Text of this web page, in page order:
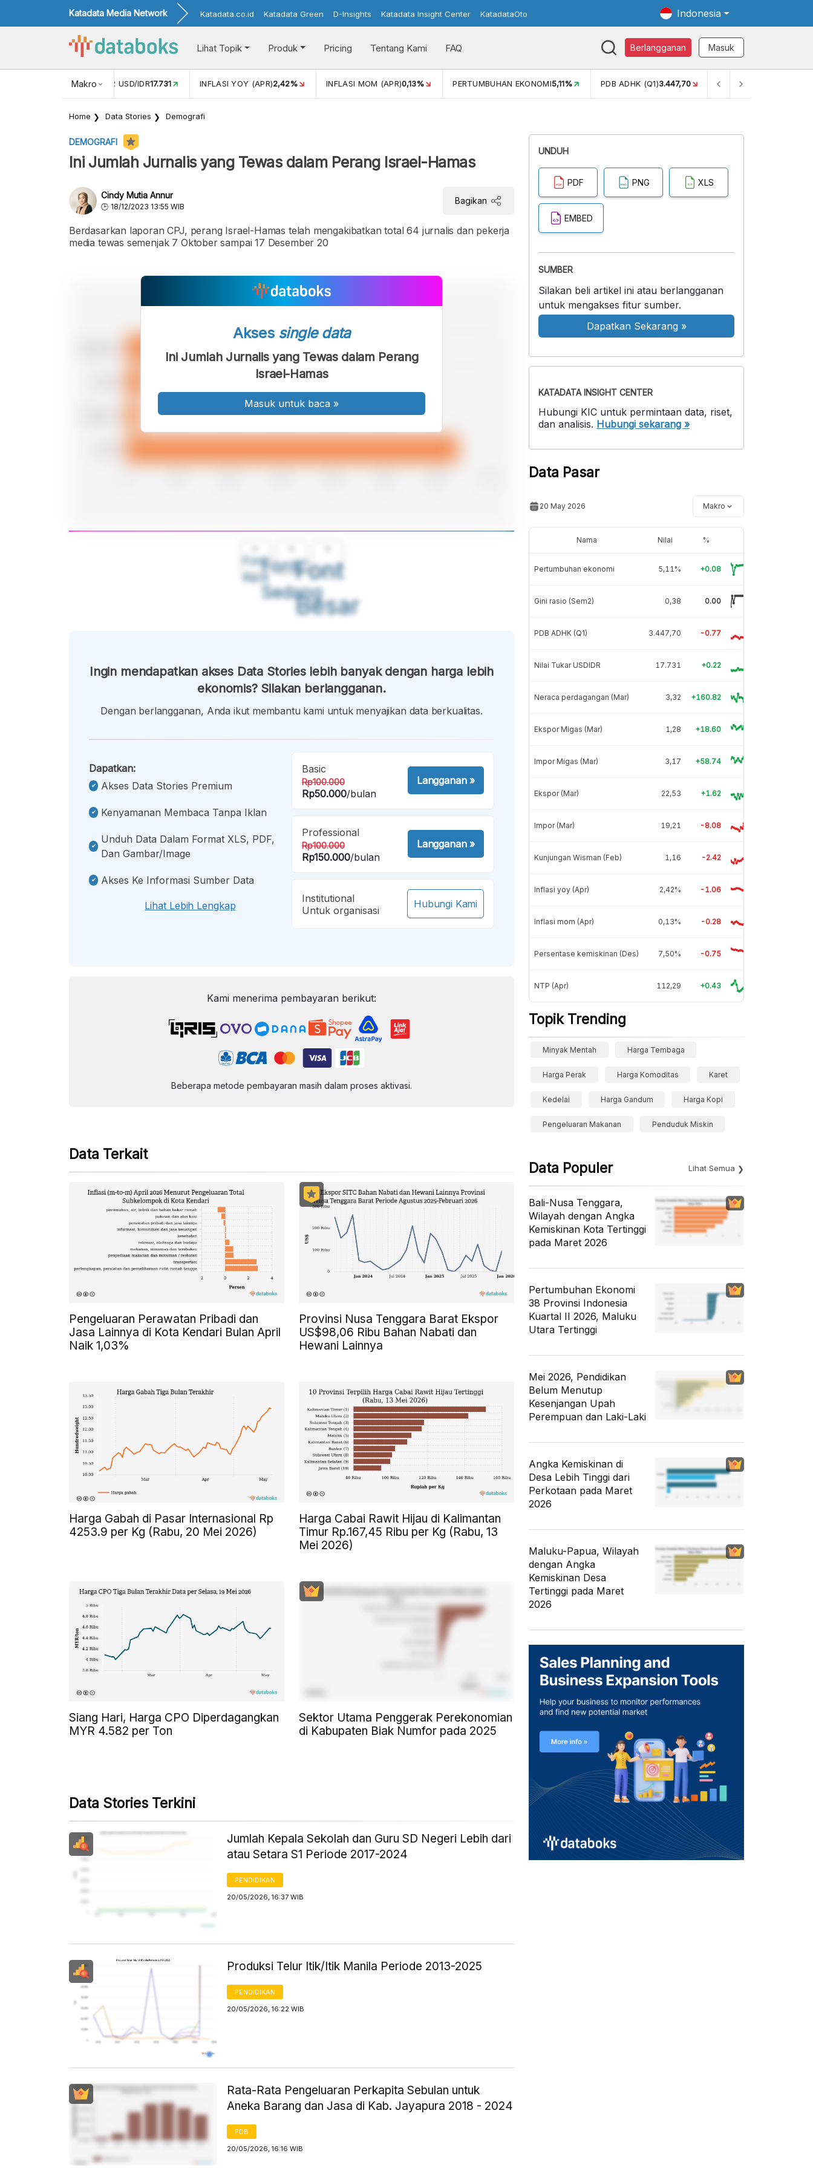
Katadata Media Network Katadata.co.id Katadata Green D-Insights Katadata Insight Center KatadataOto Indonesia
Lihat Topik Produk Pricing Tentang Kami FAQ Berlangganan Masuk
Makro
NILAI TUKAR USD/IDR17.731 INFLASI YOY (APR)2,42% INFLASI MOM (APR)0,13% PERTUMBUHAN EKONOMI5,11% PDB ADHK (Q1)3.447,70 GINI RASIO (SEM2)
Home Data Stories Demografi
DEMOGRAFI
Ini Jumlah Jurnalis yang Tewas dalam Perang Israel-Hamas
Cindy Mutia Annur
18/12/2023 13:55 WIB
Bagikan
Berdasarkan laporan CPJ, perang Israel-Hamas telah mengakibatkan total 64 jurnalis dan pekerja
media tewas semenjak 7 Oktober sampai 17 Desember 20
Font
Kecil
Font
Sedang
Font
Besar
Akses single data
Ini Jumlah Jurnalis yang Tewas dalam Perang
Israel-Hamas
Masuk untuk baca »
Ingin mendapatkan akses Data Stories lebih banyak dengan harga lebih
ekonomis? Silakan berlangganan.
Dengan berlangganan, Anda ikut membantu kami untuk menyajikan data berkualitas.
Dapatkan:
Akses Data Stories Premium
Kenyamanan Membaca Tanpa Iklan
Unduh Data Dalam Format XLS, PDF,
Dan Gambar/image
Akses Ke Informasi Sumber Data
Lihat Lebih Lengkap
Basic
Rp100.000
Rp50.000/bulan
Langganan»
Professional
Rp100.000
Rp150.000/bulan
Langganan»
Institutional
Untuk organisasi
Hubungi Kami
Kami menerima pembayaran berikut:
Beberapa metode pembayaran masih dalam proses aktivasi.
Data Terkait
Pengeluaran Perawatan Pribadi dan
Jasa Lainnya di Kota Kendari Bulan April
Naik 1,03%
Provinsi Nusa Tenggara Barat Ekspor
US$98,06 Ribu Bahan Nabati dan
Hewani Lainnya
Harga Gabah di Pasar Internasional Rp
4253.9 per Kg (Rabu, 20 Mei 2026)
Harga Cabai Rawit Hijau di Kalimantan
Timur Rp.167,45 Ribu per Kg (Rabu, 13
Mei 2026)
Siang Hari, Harga CPO Diperdagangkan
MYR 4.582 per Ton
Sektor Utama Penggerak Perekonomian
di Kabupaten Biak Numfor pada 2025
Data Stories Terkini
Jumlah Kepala Sekolah dan Guru SD Negeri Lebih dari
atau Setara S1 Periode 2017-2024
PENDIDIKAN
20/05/2026, 16:37 WIB
Produksi Telur Itik/Itik Manila Periode 2013-2025
PENDIDIKAN
20/05/2026, 16:22 WIB
Rata-Rata Pengeluaran Perkapita Sebulan untuk
Aneka Barang dan Jasa di Kab. Jayapura 2018 - 2024
PDB
20/05/2026, 16:16 WIB
UNDUH
PDF PNG XLS
EMBED
SUMBER
Silakan beli artikel ini atau berlangganan
untuk mengakses fitur sumber.
Dapatkan Sekarang »
KATADATA INSIGHT CENTER
Hubungi KIC untuk permintaan data, riset,
dan analisis. Hubungi sekarang »
Data Pasar
20 May 2026 Makro
Nama Nilai %
Pertumbuhan ekonomi 5,11% +0.08
Gini rasio (Sem2) 0,38 0.00
PDB ADHK (Q1) 3.447,70 -0.77
Nilai Tukar USDIDR 17.731 +0.22
Neraca perdagangan (Mar) 3,32 +160.82
Ekspor Migas (Mar) 1,28 +18.60
Impor Migas (Mar) 3,17 +58.74
Ekspor (Mar) 22,53 +1.62
Impor (Mar) 19,21 -8.08
Kunjungan Wisman (Feb) 1,16 -2.42
Inflasi yoy (Apr) 2,42% -1.06
Inflasi mom (Apr) 0,13% -0.28
Persentase kemiskinan (Des) 7,50% -0.75
NTP (Apr) 112,29 +0.43
Topik Trending
Minyak Mentah Harga Tembaga
Harga Perak Harga Komoditas Karet
Kedelai Harga Gandum Harga Kopi
Pengeluaran Makanan Penduduk Miskin
Data Populer Lihat Semua
Bali-Nusa Tenggara,
Wilayah dengan Angka
Kemiskinan Kota Tertinggi
pada Maret 2026
Pertumbuhan Ekonomi
38 Provinsi Indonesia
Kuartal II 2026, Maluku
Utara Tertinggi
Mei 2026, Pendidikan
Belum Menutup
Kesenjangan Upah
Perempuan dan Laki-Laki
Angka Kemiskinan di
Desa Lebih Tinggi dari
Perkotaan pada Maret
2026
Maluku-Papua, Wilayah
dengan Angka
Kemiskinan Desa
Tertinggi pada Maret
2026